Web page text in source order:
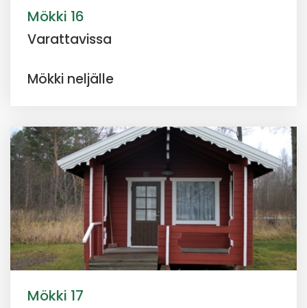
Mökki 16
Varattavissa
Mökki neljälle
Mökki 17